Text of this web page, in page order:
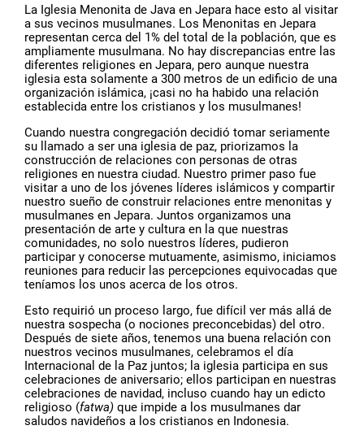
La Iglesia Menonita de Java en Jepara hace esto al visitar
a sus vecinos musulmanes. Los Menonitas en Jepara
representan cerca del 1% del total de la población, que es
ampliamente musulmana. No hay discrepancias entre las
diferentes religiones en Jepara, pero aunque nuestra
iglesia esta solamente a 300 metros de un edificio de una
organización islámica, ¡casi no ha habido una relación
establecida entre los cristianos y los musulmanes!
Cuando nuestra congregación decidió tomar seriamente
su llamado a ser una iglesia de paz, priorizamos la
construcción de relaciones con personas de otras
religiones en nuestra ciudad. Nuestro primer paso fue
visitar a uno de los jóvenes líderes islámicos y compartir
nuestro sueño de construir relaciones entre menonitas y
musulmanes en Jepara. Juntos organizamos una
presentación de arte y cultura en la que nuestras
comunidades, no solo nuestros líderes, pudieron
participar y conocerse mutuamente, asimismo, iniciamos
reuniones para reducir las percepciones equivocadas que
teníamos los unos acerca de los otros.
Esto requirió un proceso largo, fue difícil ver más allá de
nuestra sospecha (o nociones preconcebidas) del otro.
Después de siete años, tenemos una buena relación con
nuestros vecinos musulmanes, celebramos el día
Internacional de la Paz juntos; la iglesia participa en sus
celebraciones de aniversario; ellos participan en nuestras
celebraciones de navidad, incluso cuando hay un edicto
religioso (fatwa)que impide a los musulmanes dar
saludos navideños a los cristianos en Indonesia.